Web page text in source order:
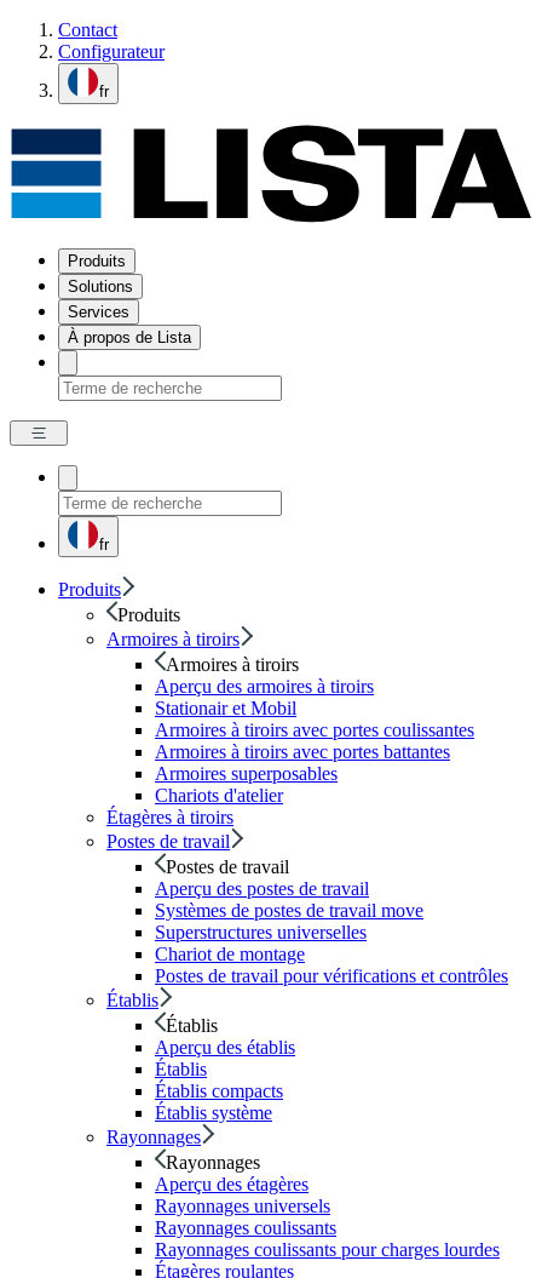
Contact
Configurateur
fr
Produits
Solutions
Services
À propos de Lista
fr
Produits
Produits
Armoires à tiroirs
Armoires à tiroirs
Aperçu des armoires à tiroirs
Stationair et Mobil
Armoires à tiroirs avec portes coulissantes
Armoires à tiroirs avec portes battantes
Armoires superposables
Chariots d'atelier
Étagères à tiroirs
Postes de travail
Postes de travail
Aperçu des postes de travail
Systèmes de postes de travail move
Superstructures universelles
Chariot de montage
Postes de travail pour vérifications et contrôles
Établis
Établis
Aperçu des établis
Établis
Établis compacts
Établis système
Rayonnages
Rayonnages
Aperçu des étagères
Rayonnages universels
Rayonnages coulissants
Rayonnages coulissants pour charges lourdes
Étagères roulantes